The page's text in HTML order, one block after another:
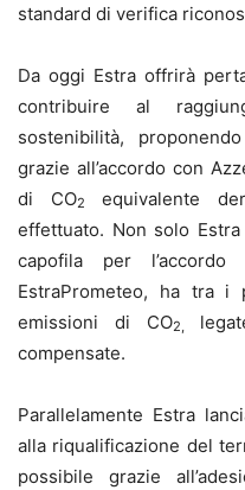
standard di verifica
Da oggi Estra offrirà
contribuire al
sostenibilità,
grazie all’accordo con
di CO2
equivalente
effettuato. Non solo
capofila per l’accordo
EstraPrometeo, ha tra i
emissioni di CO2,
compensate.
Parallelamente Estra
alla riqualificazione del
possibile grazie